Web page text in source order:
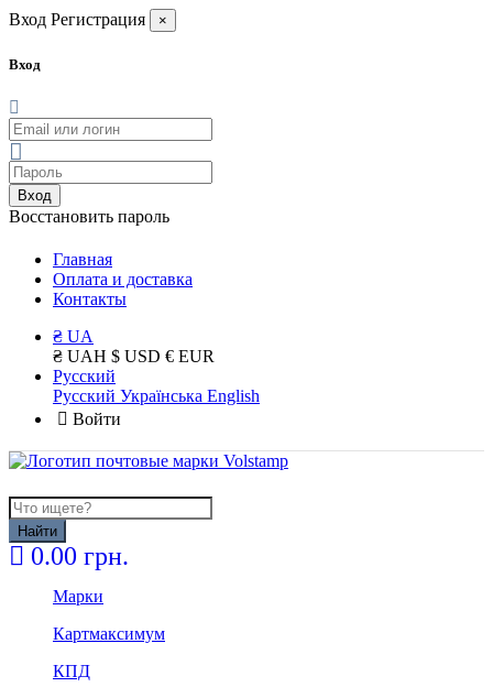
Вход Регистрация ×
Вход
Вход
Восстановить пароль
Главная
Оплата и доставка
Контакты
₴ UA
₴ UAH $ USD € EUR
Русский
Русский Українська English
Войти
Найти
0.00 грн.
Марки
Картмаксимум
КПД